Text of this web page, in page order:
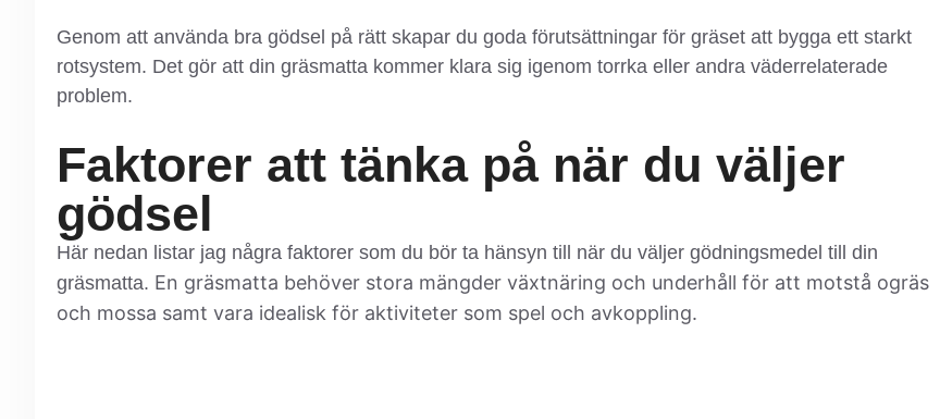
Genom att använda bra gödsel på rätt skapar du goda förutsättningar för gräset att bygga ett starkt
rotsystem. Det gör att din gräsmatta kommer klara sig igenom torrka eller andra väderrelaterade
problem.
Faktorer att tänka på när du väljer
gödsel
Här nedan listar jag några faktorer som du bör ta hänsyn till när du väljer gödningsmedel till din
gräsmatta. En gräsmatta behöver stora mängder växtnäring och underhåll för att motstå ogräs
och mossa samt vara idealisk för aktiviteter som spel och avkoppling.